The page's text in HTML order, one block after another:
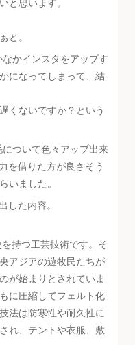
と。
かインスタをアップす
になってしまって、結
くないですか？という
ついて色々アップ出来
を借りた方が良さそう
いました。
した内容。
持つ工芸技術です。そ
アジアの遊牧民たちが
が始まりとされていま
に圧縮してフェルト化
法は防寒性や耐久性に
れ、テントや衣服、敷